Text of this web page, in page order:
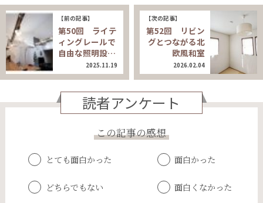
【前の記事】
第50回 ライテ
ィングレールで
自由な照明設…
2025.11.19
【次の記事】
第52回 リビン
グとつながる北
欧風和室
2026.02.04
読者アンケート
この記事の感想
とても面白かった 面白かった
どちらでもない 面白くなかった